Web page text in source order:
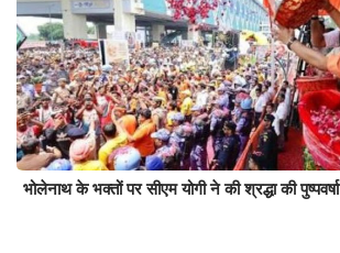
भोलेनाथ के भक्तों पर सीएम योगी ने की श्रद्धा की पुष्पवर्षा